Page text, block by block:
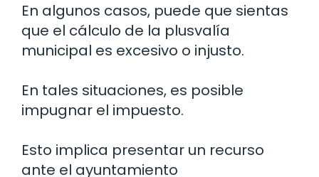
En algunos casos, puede que sientas
que el cálculo de la plusvalía
municipal es excesivo o injusto.
En tales situaciones, es posible
impugnar el impuesto.
Esto implica presentar un recurso
ante el ayuntamiento